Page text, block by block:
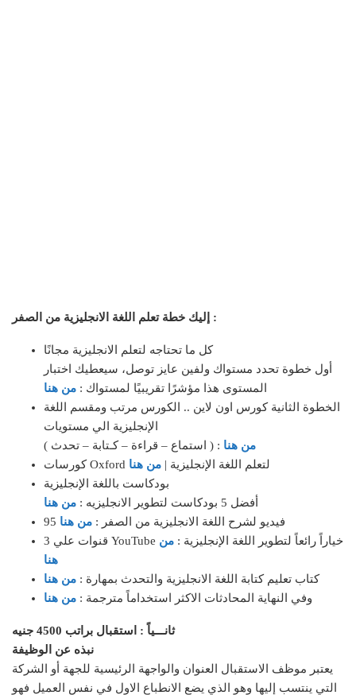
إليك خطة تعلم اللغة الانجليزية من الصفر :
كل ما تحتاجه لتعلم الانجليزية مجانًا
أول خطوة تحدد مستواك ولفين عايز توصل، سيعطيك اختبار
المستوى هذا مؤشرًا تقريبيًا لمستواك : من هنا
الخطوة الثانية كورس اون لاين .. الكورس مرتب ومقسم اللغة
الإنجليزية الي مستويات
( استماع – قراءة – كـتابة – تحدث ) : من هنا
كورسات Oxford لتعلم اللغة الإنجليزية | من هنا
بودكاست باللغة الإنجليزية
أفضل 5 بودكاست لتطوير الانجليزيه :
من هنا
95 فيديو لشرح اللغة الانجليزية من الصفر : من هنا
3 قنوات علي YouTube خياراً رائعاً لتطوير اللغة الإنجليزية : من
هنا
كتاب تعليم كتابة اللغة الانجليزية والتحدث بمهارة : من هنا
وفي النهاية المحادثات الاكثر استخداماً مترجمة : من هنا
ثانـــياً :
استقبال براتب 4500 جنيه
نبذه عن الوظيفة
يعتبر موظف الاستقبال العنوان والواجهة الرئيسية للجهة أو الشركة
التي ينتسب إليها وهو الذي يضع الانطباع الاول في نفس العميل فهو